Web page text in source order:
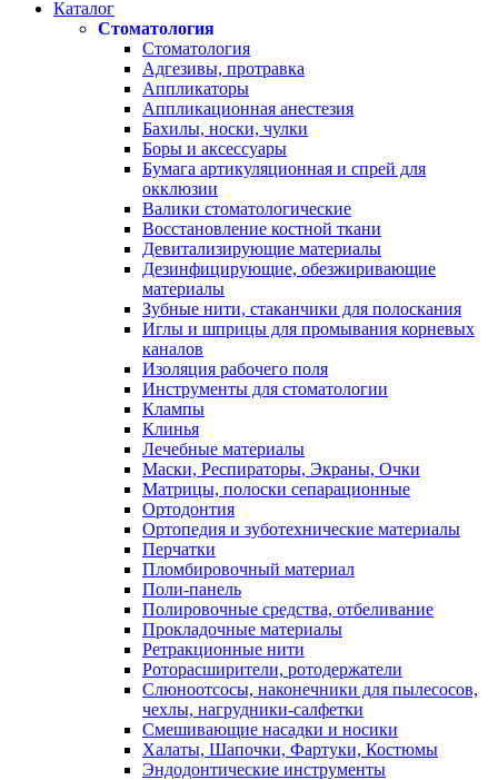
Каталог
Стоматология
Стоматология
Адгезивы, протравка
Аппликаторы
Аппликационная анестезия
Бахилы, носки, чулки
Боры и аксессуары
Бумага артикуляционная и спрей для
окклюзии
Валики стоматологические
Восстановление костной ткани
Девитализирующие материалы
Дезинфицирующие, обезжиривающие
материалы
Зубные нити, стаканчики для полоскания
Иглы и шприцы для промывания корневых
каналов
Изоляция рабочего поля
Инструменты для стоматологии
Клампы
Клинья
Лечебные материалы
Маски, Респираторы, Экраны, Очки
Матрицы, полоски сепарационные
Ортодонтия
Ортопедия и зуботехнические материалы
Перчатки
Пломбировочный материал
Поли-панель
Полировочные средства, отбеливание
Прокладочные материалы
Ретракционные нити
Роторасширители, ротодержатели
Слюноотсосы, наконечники для пылесосов,
чехлы, нагрудники-салфетки
Смешивающие насадки и носики
Халаты, Шапочки, Фартуки, Костюмы
Эндодонтические инструменты